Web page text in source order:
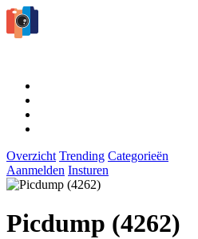
Overzicht Trending Categorieën
Aanmelden Insturen
Picdump (4262)